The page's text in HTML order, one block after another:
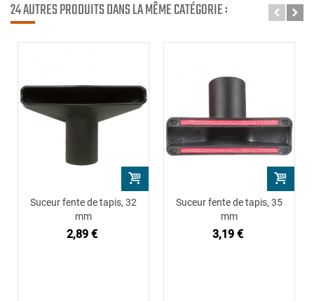
24 AUTRES PRODUITS DANS LA MÊME CATÉGORIE :
Suceur fente de tapis, 32
mm
2,89 €
Suceur fente de tapis, 35
mm
3,19 €